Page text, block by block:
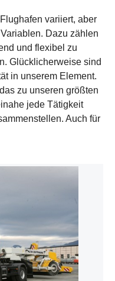
variiert, aber
Dazu zählen
und flexibel zu
Glücklicherweise sind
in unserem Element.
zu unseren größten
jede Tätigkeit
Auch für